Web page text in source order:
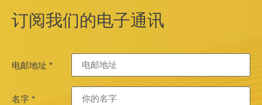
订阅我们的电子通讯
电邮地址 *
名字 *